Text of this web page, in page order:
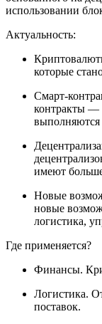
использовании
Актуальность:
которые
Смарт-
контракты —
имеют
Новые
новые
логистика,
Где применяется?
Финансы.
Логистика.
поставок.